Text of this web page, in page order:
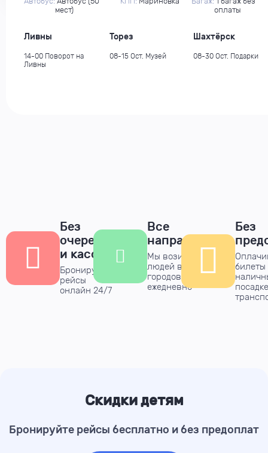
мест)
оплаты
Ливны
14-00 Поворот на
Ливны
Торез
08-15 Ост. Музей
Шахтёрск
08-30 Ост. Подарки
Без
очередей
и касс
Бронируйте
рейсы
онлайн 24/7
Все
направления
Мы возим тысячи
людей в десятки
городов
ежедневно
Без
билеты
Скидки детям
Бронируйте рейсы бесплатно и без предоплат